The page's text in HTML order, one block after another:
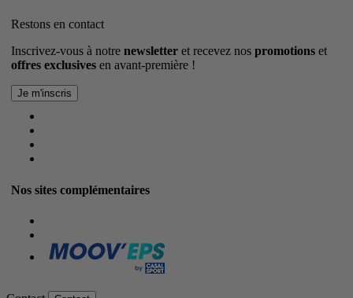
Restons en contact
Inscrivez-vous à notre newsletter et recevez nos promotions et
offres exclusives en avant-première !
Nos sites complémentaires